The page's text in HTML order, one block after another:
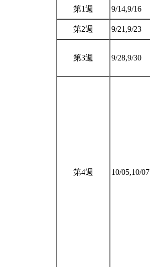
第1週 9/14,9/16
第2週 9/21,9/23
第3週 9/28,9/30
第4週 10/05,10/07